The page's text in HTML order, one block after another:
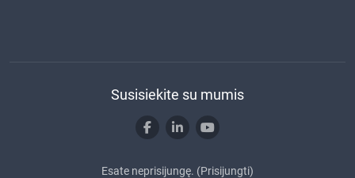
Susisiekite su mumis
Esate neprisijungę. (Prisijungti)